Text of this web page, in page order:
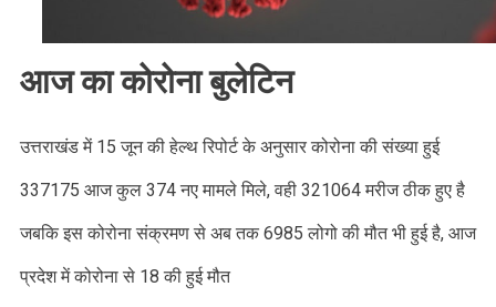
।।
News।।
आज का कोरोना बुलेटिन
उत्तराखंड में 15 जून की हेल्थ रिपोर्ट के अनुसार कोरोना की संख्या हुई
337175 आज कुल 374 नए मामले मिले, वही 321064 मरीज ठीक हुए है
जबकि इस कोरोना संक्रमण से अब तक 6985 लोगो की मौत भी हुई है, आज
प्रदेश में कोरोना से 18 की हुई मौत